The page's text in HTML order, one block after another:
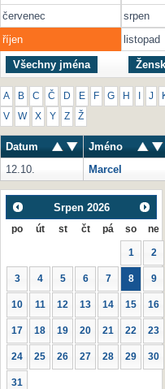
červenec
srpen
říjen
listopad
Všechny jména
A B C Č D E F G H J
V W X Y Z Ž
Datum Jméno
12.10.
Marcel
Srpen 2026
po út st čt pá so ne
1 2
3 4 5 6 7 8 9
10 11 12 13 14 15 16
17 18 19 20 21 22 23
24 25 26 27 28 29 30
31